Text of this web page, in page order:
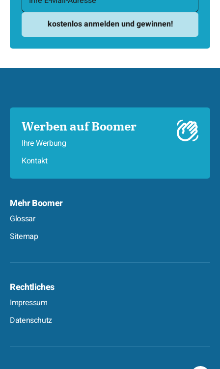
Werben auf Boomer
Ihre Werbung
Kontakt
Mehr Boomer
Glossar
Sitemap
Rechtliches
Impressum
Datenschutz